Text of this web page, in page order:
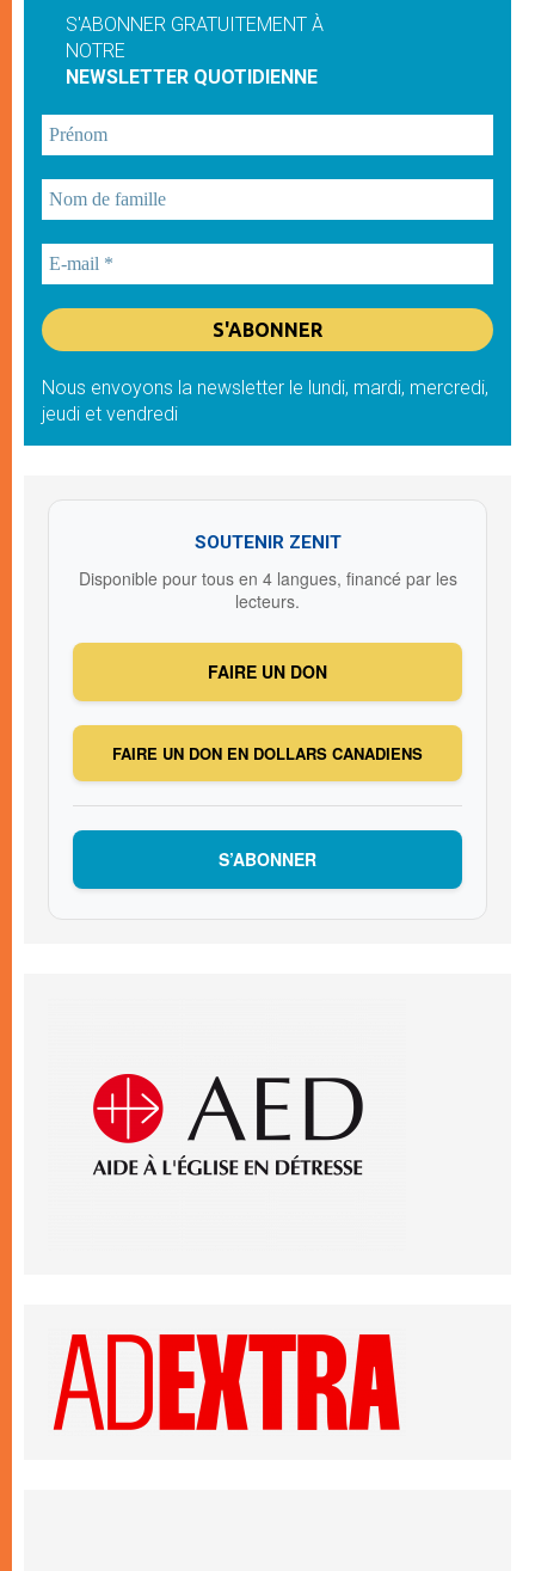
S'ABONNER GRATUITEMENT À
NOTRE
NEWSLETTER QUOTIDIENNE
Nous envoyons la newsletter le lundi, mardi, mercredi,
jeudi et vendredi
SOUTENIR ZENIT
Disponible pour tous en 4 langues, financé par les
lecteurs.
FAIRE UN DON
FAIRE UN DON EN DOLLARS CANADIENS
S’ABONNER